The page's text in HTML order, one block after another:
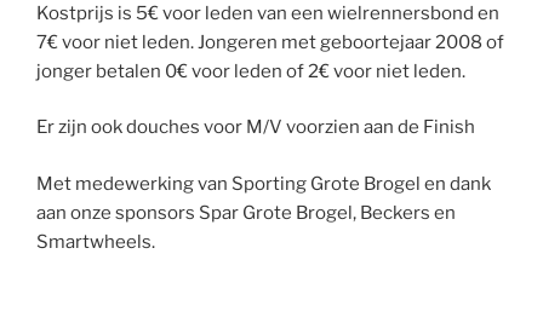
Kostprijs is 5€ voor leden van een wielrennersbond en
7€ voor niet leden. Jongeren met geboortejaar 2008 of
jonger betalen 0€ voor leden of 2€ voor niet leden.
Er zijn ook douches voor M/V voorzien aan de Finish
Met medewerking van Sporting Grote Brogel en dank
aan onze sponsors Spar Grote Brogel, Beckers en
Smartwheels.